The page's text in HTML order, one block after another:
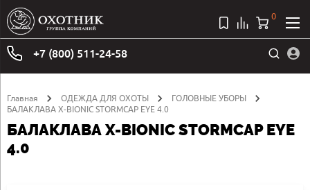
+7 (800) 511-24-58
0
Главная ОДЕЖДА ДЛЯ ОХОТЫ
ГОЛОВНЫЕ УБОРЫ
БАЛАКЛАВА X-BIONIC STORMCAP EYE 4.0
БАЛАКЛАВА X-BIONIC STORMCAP EYE
4.0